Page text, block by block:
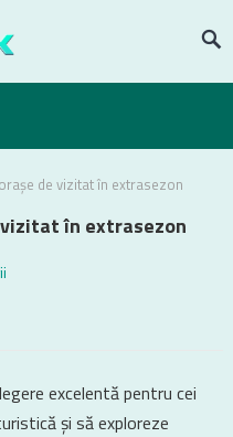
de vizitat în extrasezon
în extrasezon
excelentă pentru cei
și să exploreze